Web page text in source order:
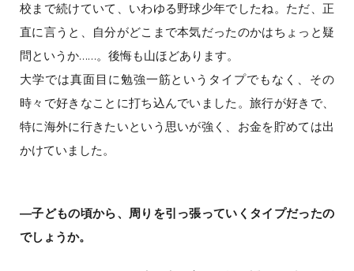
校まで続けていて、いわゆる野球少年でしたね。ただ、正
直に言うと、自分がどこまで本気だったのかはちょっと疑
問というか……。後悔も山ほどあります。
大学では真面目に勉強一筋というタイプでもなく、その
時々で好きなことに打ち込んでいました。旅行が好きで、
特に海外に行きたいという思いが強く、お金を貯めては出
かけていました。
―子どもの頃から、周りを引っ張っていくタイプだったの
でしょうか。